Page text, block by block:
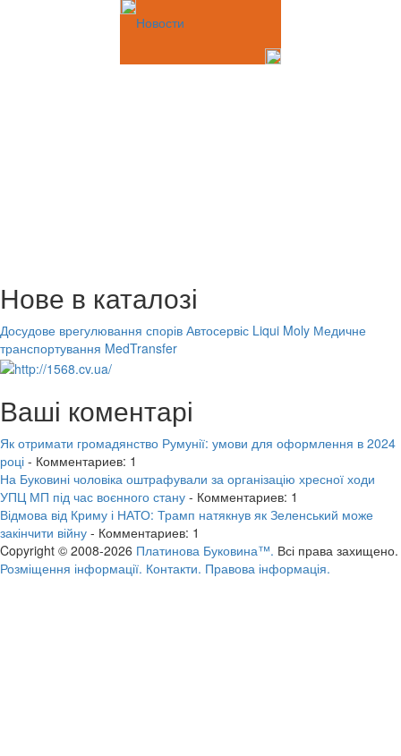
Новости
Нове в каталозі
Досудове врегулювання спорів Автосервіс Liqui Moly Медичне
транспортування MedTransfer
Ваші коментарі
Як отримати громадянство Румунії: умови для оформлення в 2024
році - Комментариев: 1
На Буковині чоловіка оштрафували за організацію хресної ходи
УПЦ МП під час воєнного стану - Комментариев: 1
Відмова від Криму і НАТО: Трамп натякнув як Зеленський може
закінчити війну - Комментариев: 1
Copyright © 2008-2026 Платинова Буковина™. Всі права захищено.
Розміщення інформації. Контакти. Правова інформація.